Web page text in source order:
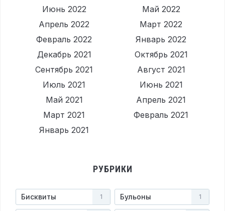
Июнь 2022
Май 2022
Апрель 2022
Март 2022
Февраль 2022
Январь 2022
Декабрь 2021
Октябрь 2021
Сентябрь 2021
Август 2021
Июль 2021
Июнь 2021
Май 2021
Апрель 2021
Март 2021
Февраль 2021
Январь 2021
РУБРИКИ
Бисквиты 1 Бульоны 1